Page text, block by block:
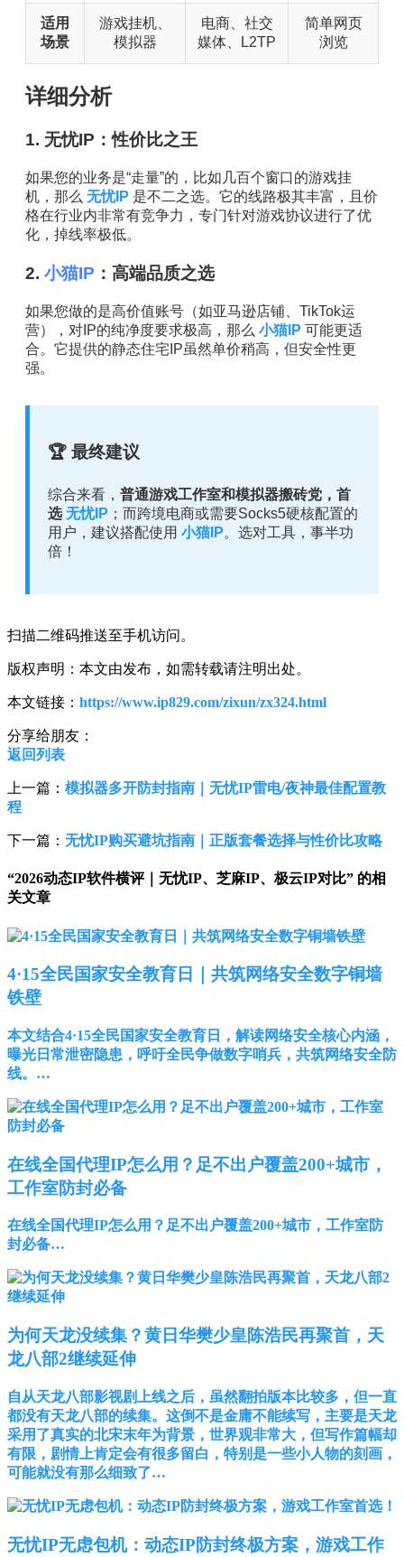
适用
场景
游戏挂机、
模拟器
电商、社交
媒体、L2TP
简单网页
浏览
详细分析
1. 无忧IP：性价比之王
如果您的业务是“走量”的，比如几百个窗口的游戏挂
机，那么 无忧IP 是不二之选。它的线路极其丰富，且价
格在行业内非常有竞争力，专门针对游戏协议进行了优
化，掉线率极低。
2. 小猫IP ：高端品质之选
如果您做的是高价值账号（如亚马逊店铺、TikTok运
营），对IP的纯净度要求极高，那么 小猫IP 可能更适
合。它提供的静态住宅IP虽然单价稍高，但安全性更
强。
🏆 最终建议
综合来看， 普通游戏工作室和模拟器搬砖党，首
选无忧IP ；而跨境电商或需要Socks5硬核配置的
用户，建议搭配使用 小猫IP。选对工具，事半功
倍！
扫描二维码推送至手机访问。
版权声明：本文由发布，如需转载请注明出处。
本文链接： https://www.ip829.com/zixun/zx324.html
分享给朋友：
返回列表
上一篇： 模拟器多开防封指南｜无忧IP雷电/夜神最佳配置教
程
下一篇： 无忧IP购买避坑指南｜正版套餐选择与性价比攻略
“2026动态IP软件横评｜无忧IP、芝麻IP、极云IP对比” 的相
关文章
4·15全民国家安全教育日｜共筑网络安全数字铜墙
铁壁
本文结合4·15全民国家安全教育日，解读网络安全核心内涵，
曝光日常泄密隐患，呼吁全民争做数字哨兵，共筑网络安全防
线。…
在线全国代理IP怎么用？足不出户覆盖200+城市，
工作室防封必备
在线全国代理IP怎么用？足不出户覆盖200+城市，工作室防
封必备…
为何天龙没续集？黄日华樊少皇陈浩民再聚首，天
龙八部2继续延伸
自从天龙八部影视剧上线之后，虽然翻拍版本比较多，但一直
都没有天龙八部的续集。这倒不是金庸不能续写，主要是天龙
采用了真实的北宋末年为背景，世界观非常大，但写作篇幅却
有限，剧情上肯定会有很多留白，特别是一些小人物的刻画，
可能就没有那么细致了…
无忧IP无虑包机：动态IP防封终极方案，游戏工作